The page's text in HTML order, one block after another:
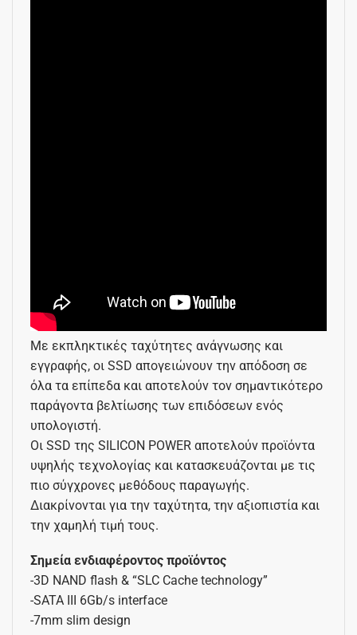
Με εκπληκτικές ταχύτητες ανάγνωσης και
εγγραφής, οι SSD απογειώνουν την απόδοση σε
όλα τα επίπεδα και αποτελούν τον σημαντικότερο
παράγοντα βελτίωσης των επιδόσεων ενός
υπολογιστή.
Οι SSD της SILICON POWER αποτελούν προϊόντα
υψηλής τεχνολογίας και κατασκευάζονται με τις
πιο σύγχρονες μεθόδους παραγωγής.
Διακρίνονται για την ταχύτητα, την αξιοπιστία και
την χαμηλή τιμή τους.
Σημεία ενδιαφέροντος προϊόντος
-3D NAND flash & “SLC Cache technology”
-SATA III 6Gb/s interface
-7mm slim design